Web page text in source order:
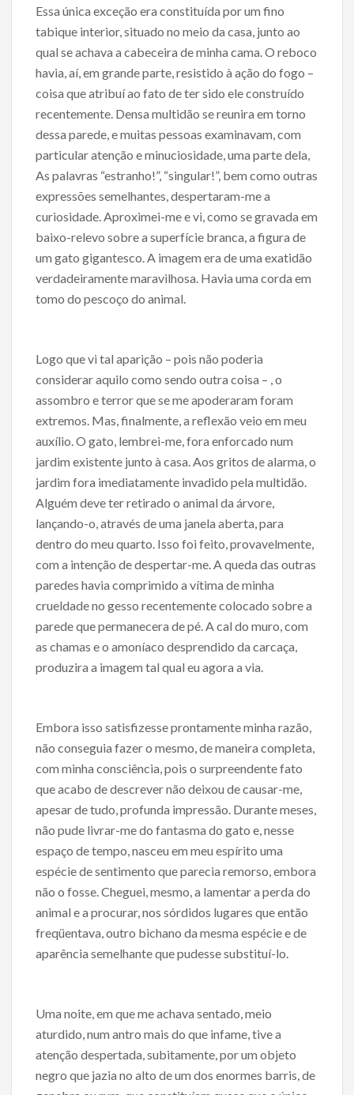
Essa única exceção era constituída por um fino
tabique interior, situado no meio da casa, junto ao
qual se achava a cabeceira de minha cama. O reboco
havia, aí, em grande parte, resistido à ação do fogo –
coisa que atribuí ao fato de ter sido ele construído
recentemente. Densa multidão se reunira em torno
dessa parede, e muitas pessoas examinavam, com
particular atenção e minuciosidade, uma parte dela,
As palavras “estranho!”, “singular!”, bem como outras
expressões semelhantes, despertaram-me a
curiosidade. Aproximei-me e vi, como se gravada em
baixo-relevo sobre a superfície branca, a figura de
um gato gigantesco. A imagem era de uma exatidão
verdadeiramente maravilhosa. Havia uma corda em
tomo do pescoço do animal.
Logo que vi tal aparição – pois não poderia
considerar aquilo como sendo outra coisa – , o
assombro e terror que se me apoderaram foram
extremos. Mas, finalmente, a reflexão veio em meu
auxílio. O gato, lembrei-me, fora enforcado num
jardim existente junto à casa. Aos gritos de alarma, o
jardim fora imediatamente invadido pela multidão.
Alguém deve ter retirado o animal da árvore,
lançando-o, através de uma janela aberta, para
dentro do meu quarto. Isso foi feito, provavelmente,
com a intenção de despertar-me. A queda das outras
paredes havia comprimido a vítima de minha
crueldade no gesso recentemente colocado sobre a
parede que permanecera de pé. A cal do muro, com
as chamas e o amoníaco desprendido da carcaça,
produzira a imagem tal qual eu agora a via.
Embora isso satisfizesse prontamente minha razão,
não conseguia fazer o mesmo, de maneira completa,
com minha consciência, pois o surpreendente fato
que acabo de descrever não deixou de causar-me,
apesar de tudo, profunda impressão. Durante meses,
não pude livrar-me do fantasma do gato e, nesse
espaço de tempo, nasceu em meu espírito uma
espécie de sentimento que parecia remorso, embora
não o fosse. Cheguei, mesmo, a lamentar a perda do
animal e a procurar, nos sórdidos lugares que então
freqüentava, outro bichano da mesma espécie e de
aparência semelhante que pudesse substituí-lo.
Uma noite, em que me achava sentado, meio
aturdido, num antro mais do que infame, tive a
atenção despertada, subitamente, por um objeto
negro que jazia no alto de um dos enormes barris, de